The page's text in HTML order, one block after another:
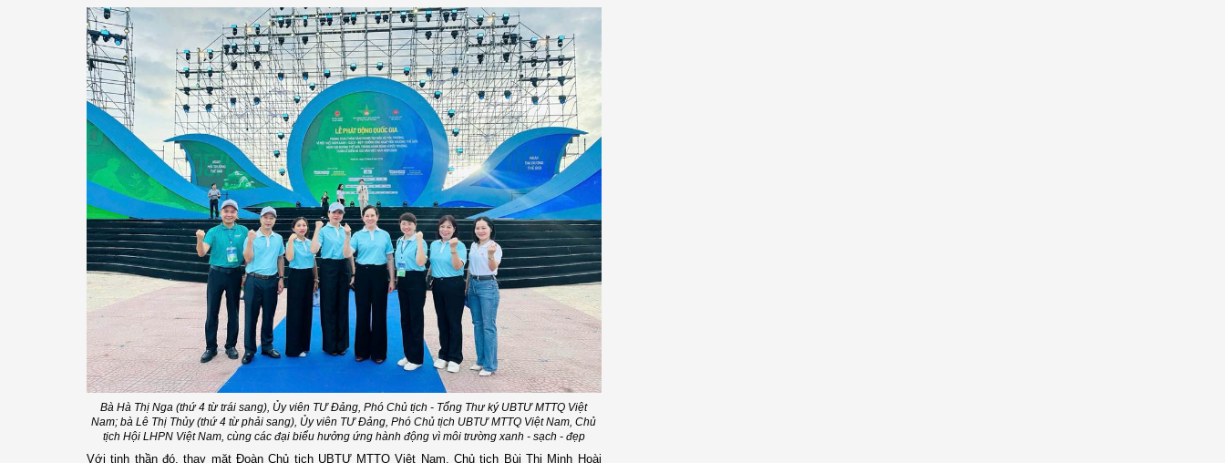
Bà Hà Thị Nga (thứ 4 từ trái sang), Ủy viên TƯ Đảng, Phó Chủ tịch - Tổng Thư ký UBTƯ MTTQ Việt
Nam; bà Lê Thị Thủy (thứ 4 từ phải sang), Ủy viên TƯ Đảng, Phó Chủ tịch UBTƯ MTTQ Việt Nam, Chủ
tịch Hội LHPN Việt Nam, cùng các đại biểu hưởng ứng hành động vì môi trường xanh - sạch - đẹp
Với tinh thần đó, thay mặt Đoàn Chủ tịch UBTƯ MTTQ Việt Nam, Chủ tịch Bùi Thị Minh Hoài